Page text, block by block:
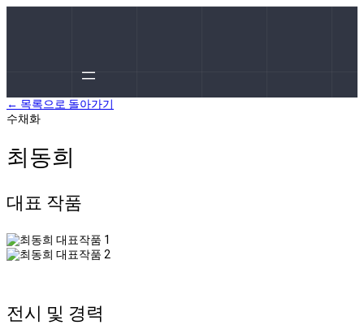
← 목록으로 돌아가기
수채화
최동희
대표 작품
전시 및 경력